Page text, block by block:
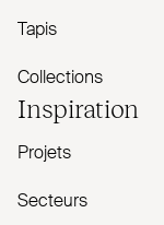
Tapis
Collections
Inspiration
Projets
Secteurs